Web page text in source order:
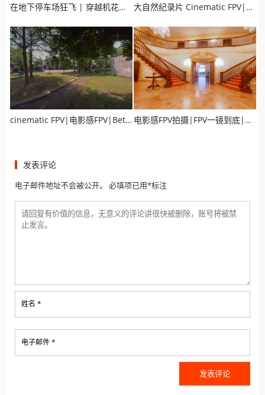
在地下停车场狂飞 | 穿越机花飞视频 | FPV Freestyle 大自然纪录片 Cinematic FPV|电影感FPV|穿越机拍摄
cinematic FPV|电影感FPV|BetaFPV Pavo30穿越机测试 电影感FPV拍摄|FPV一镜到底|皇家城堡
发表评论
电子邮件地址不会被公开。 必填项已用*标注
姓名 *
电子邮件 *